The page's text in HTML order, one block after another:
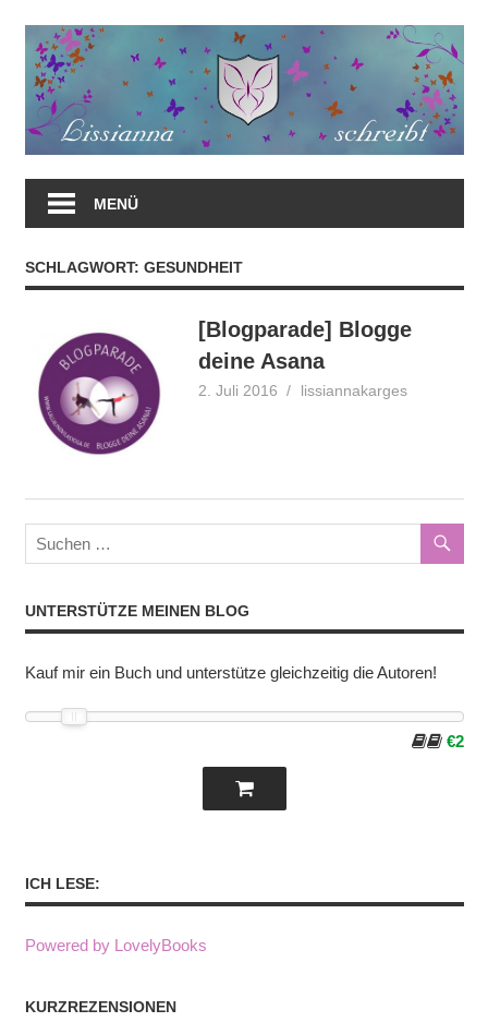
springen
MENÜ
SCHLAGWORT: GESUNDHEIT
[Blogparade] Blogge
deine Asana
2. Juli 2016 lissiannakargesBlogparade
UNTERSTÜTZE MEINEN BLOG
Kauf mir ein Buch und unterstütze gleichzeitig die Autoren!
€2
ICH LESE:
Powered by LovelyBooks
KURZREZENSIONEN